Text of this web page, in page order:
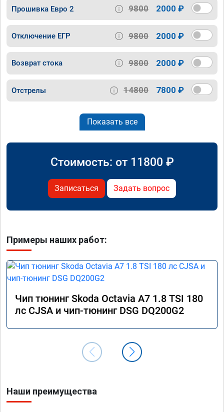
Прошивка Евро 2 9800 2000 ₽
Отключение ЕГР 9800 2000 ₽
Возврат стока 9800 2000 ₽
Отстрелы 14800 7800 ₽
Показать все
Стоимость: от 11800 ₽
Записаться Задать вопрос
Примеры наших работ:
Чип тюнинг Skoda Octavia A7 1.8 TSI 180
лс CJSA и чип-тюнинг DSG DQ200G2
Наши преимущества